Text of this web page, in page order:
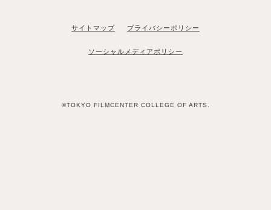
サイトマップ プライバシーポリシー
ソーシャルメディアポリシー
©TOKYO FILMCENTER COLLEGE OF ARTS.